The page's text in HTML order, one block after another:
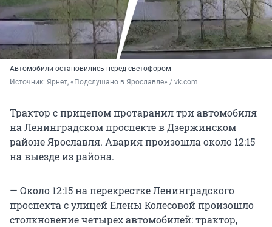
Автомобили остановились перед светофором
Источник: Ярнет, «Подслушано в Ярославле» / vk.com
Трактор с прицепом протаранил три автомобиля
на Ленинградском проспекте в Дзержинском
районе Ярославля. Авария произошла около 12:15
на выезде из района.
— Около 12:15 на перекрестке Ленинградского
проспекта с улицей Елены Колесовой произошло
столкновение четырех автомобилей: трактор,